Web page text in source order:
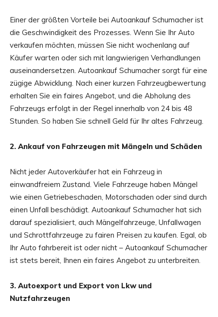
Einer der größten Vorteile bei Autoankauf Schumacher ist
die Geschwindigkeit des Prozesses. Wenn Sie Ihr Auto
verkaufen möchten, müssen Sie nicht wochenlang auf
Käufer warten oder sich mit langwierigen Verhandlungen
auseinandersetzen. Autoankauf Schumacher sorgt für eine
zügige Abwicklung. Nach einer kurzen Fahrzeugbewertung
erhalten Sie ein faires Angebot, und die Abholung des
Fahrzeugs erfolgt in der Regel innerhalb von 24 bis 48
Stunden. So haben Sie schnell Geld für Ihr altes Fahrzeug.
2. Ankauf von Fahrzeugen mit Mängeln und Schäden
Nicht jeder Autoverkäufer hat ein Fahrzeug in
einwandfreiem Zustand. Viele Fahrzeuge haben Mängel
wie einen Getriebeschaden, Motorschaden oder sind durch
einen Unfall beschädigt. Autoankauf Schumacher hat sich
darauf spezialisiert, auch Mängelfahrzeuge, Unfallwagen
und Schrottfahrzeuge zu fairen Preisen zu kaufen. Egal, ob
Ihr Auto fahrbereit ist oder nicht – Autoankauf Schumacher
ist stets bereit, Ihnen ein faires Angebot zu unterbreiten.
3. Autoexport und Export von Lkw und
Nutzfahrzeugen